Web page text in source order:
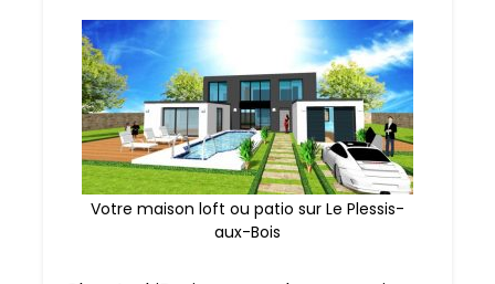
Votre maison loft ou patio sur Le Plessis-
aux-Bois